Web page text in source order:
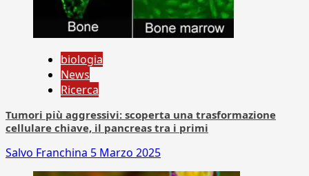
biologia
News
Ricerca
Tumori più aggressivi: scoperta una trasformazione
cellulare chiave, il pancreas tra i primi
Salvo Franchina 5 Marzo 2025